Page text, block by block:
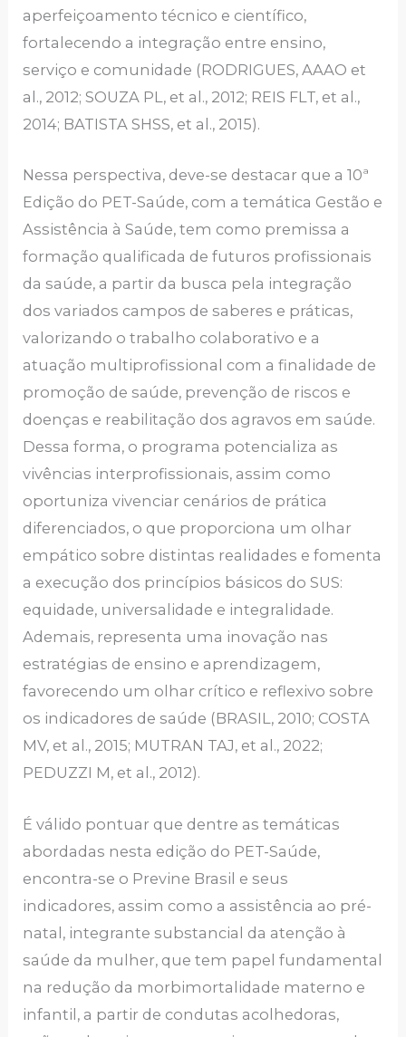
aperfeiçoamento técnico e científico,
fortalecendo a integração entre ensino,
serviço e comunidade (RODRIGUES, AAAO et
al., 2012; SOUZA PL, et al., 2012; REIS FLT, et al.,
2014; BATISTA SHSS, et al., 2015).
Nessa perspectiva, deve-se destacar que a 10ª
Edição do PET-Saúde, com a temática Gestão e
Assistência à Saúde, tem como premissa a
formação qualificada de futuros profissionais
da saúde, a partir da busca pela integração
dos variados campos de saberes e práticas,
valorizando o trabalho colaborativo e a
atuação multiprofissional com a finalidade de
promoção de saúde, prevenção de riscos e
doenças e reabilitação dos agravos em saúde.
Dessa forma, o programa potencializa as
vivências interprofissionais, assim como
oportuniza vivenciar cenários de prática
diferenciados, o que proporciona um olhar
empático sobre distintas realidades e fomenta
a execução dos princípios básicos do SUS:
equidade, universalidade e integralidade.
Ademais, representa uma inovação nas
estratégias de ensino e aprendizagem,
favorecendo um olhar crítico e reflexivo sobre
os indicadores de saúde (BRASIL, 2010; COSTA
MV, et al., 2015; MUTRAN TAJ, et al., 2022;
PEDUZZI M, et al., 2012).
É válido pontuar que dentre as temáticas
abordadas nesta edição do PET-Saúde,
encontra-se o Previne Brasil e seus
indicadores, assim como a assistência ao pré-
natal, integrante substancial da atenção à
saúde da mulher, que tem papel fundamental
na redução da morbimortalidade materno e
infantil, a partir de condutas acolhedoras,